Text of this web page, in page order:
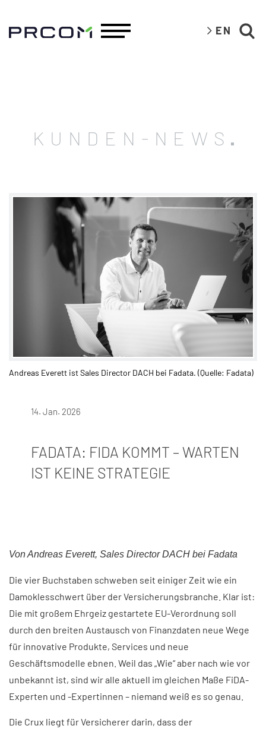
EN
KUNDEN-NEWS
Andreas Everett ist Sales Director DACH bei Fadata. (Quelle: Fadata)​
14. Jan. 2026
FADATA: FIDA KOMMT – WARTEN
IST KEINE STRATEGIE
Von Andreas Everett, Sales Director DACH bei Fadata
Die vier Buchstaben schweben seit einiger Zeit wie ein
Damoklesschwert über der Versicherungsbranche. Klar ist:
Die mit großem Ehrgeiz gestartete EU-Verordnung soll
durch den breiten Austausch von Finanzdaten neue Wege
für innovative Produkte, Services und neue
Geschäftsmodelle ebnen. Weil das „Wie“ aber nach wie vor
unbekannt ist, sind wir alle aktuell im gleichen Maße FiDA-
Experten und -Expertinnen – niemand weiß es so genau.
Die Crux liegt für Versicherer darin, dass der